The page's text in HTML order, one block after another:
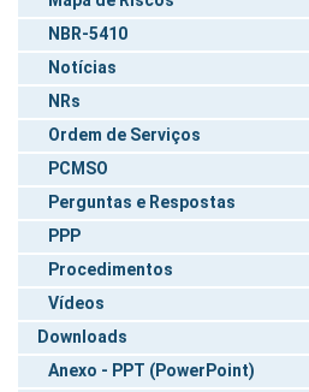
NBR-5410
Notícias
NRs
Ordem de Serviços
PCMSO
Perguntas e Respostas
PPP
Procedimentos
Vídeos
Downloads
Anexo - PPT (PowerPoint)